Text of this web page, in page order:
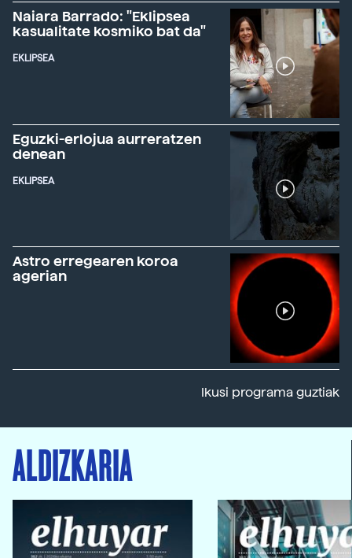
Naiara Barrado: "Eklipsea
kasualitate kosmiko bat da"
EKLIPSEA
Eguzki-erlojua aurreratzen
denean
EKLIPSEA
Astro erregearen koroa
agerian
Ikusi programa guztiak
ALDIZKARIA